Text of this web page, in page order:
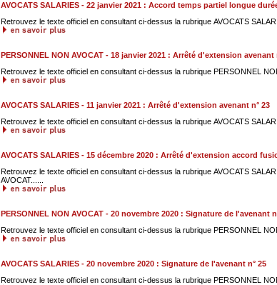
AVOCATS SALARIES - 22 janvier 2021 : Accord temps partiel longue
Retrouvez le texte officiel en consultant ci-dessus la rubrique AVOCATS
PERSONNEL NON AVOCAT - 18 janvier 2021 : Arrêté d'extension avenant
Retrouvez le texte officiel en consultant ci-dessus la rubrique PERSONNEL
AVOCATS SALARIES - 11 janvier 2021 : Arrêté d'extension avenant n° 23
Retrouvez le texte officiel en consultant ci-dessus la rubrique AVOCATS
AVOCATS SALARIES - 15 décembre 2020 : Arrêté d'extension accord
Retrouvez le texte officiel en consultant ci-dessus la rubrique AVOCATS
AVOCAT......
PERSONNEL NON AVOCAT - 20 novembre 2020 : Signature de l'avenant
Retrouvez le texte officiel en consultant ci-dessus la rubrique PERSONNEL
AVOCATS SALARIES - 20 novembre 2020 : Signature de l'avenant n° 25
Retrouvez le texte officiel en consultant ci-dessus la rubrique PERSONNEL